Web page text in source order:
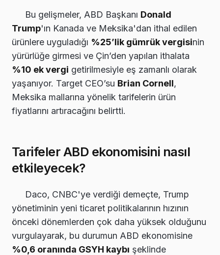
Bu gelişmeler, ABD Başkanı Donald
Trump'ın Kanada ve Meksika'dan ithal edilen
ürünlere uyguladığı %25’lik gümrük vergisinin
yürürlüğe girmesi ve Çin’den yapılan ithalata
%10 ek vergi getirilmesiyle eş zamanlı olarak
yaşanıyor. Target CEO’su Brian Cornell,
Meksika mallarına yönelik tarifelerin ürün
fiyatlarını artıracağını belirtti.
Tarifeler ABD ekonomisini nasıl
etkileyecek?
Daco, CNBC'ye verdiği demeçte, Trump
yönetiminin yeni ticaret politikalarının hızının
önceki dönemlerden çok daha yüksek olduğunu
vurgulayarak, bu durumun ABD ekonomisine
%0,6 oranında GSYH kaybı şeklinde